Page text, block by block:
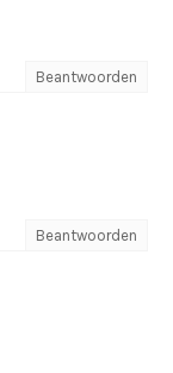
Beantwoorden
Beantwoorden